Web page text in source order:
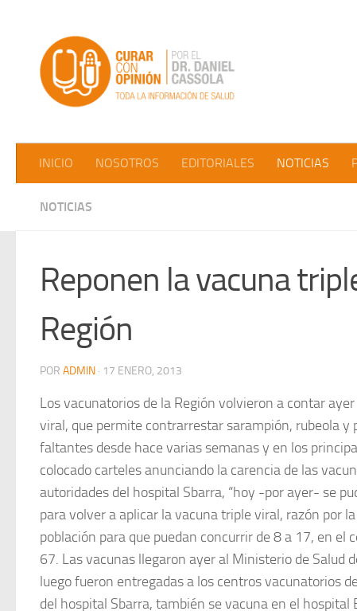
INICIO NOSOTROS EDITORIALES NOTICIAS
NOTICIAS
Reponen la vacuna
Región
POR ADMIN · 17 ENERO, 2013
Los vacunatorios de la Región volvieron a contar
viral, que permite contrarrestar sarampión, rubeola y
faltantes desde hace varias semanas y en los
colocado carteles anunciando la carencia de las
autoridades del hospital Sbarra, “hoy -por ayer- se
para volver a aplicar la vacuna triple viral, razón por
población para que puedan concurrir de 8 a 17, en el
67. Las vacunas llegaron ayer al Ministerio de Salud
luego fueron entregadas a los centros vacunatorios
del hospital Sbarra, también se vacuna en el